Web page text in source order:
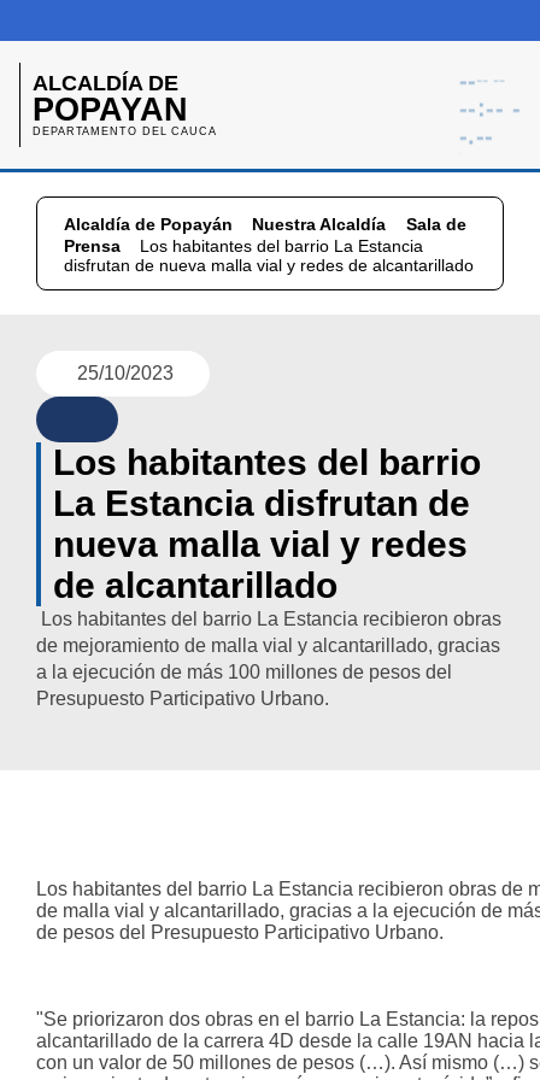
ALCALDÍA DE
POPAYAN
DEPARTAMENTO DEL CAUCA
---- --
--:-- -
-.--
Alcaldía de Popayán Nuestra Alcaldía
Sala
de Prensa
Los habitantes del barrio La
Estancia disfrutan de nueva malla vial y redes de
alcantarillado
25/10/2023
Los habitantes del
barrio La Estancia
disfrutan de nueva
malla vial y redes de
alcantarillado
Los habitantes del barrio La Estancia
mejoramiento de malla vial y alcantarillado, gracias
de más 100 millones de pesos del Presupuesto
Urbano.